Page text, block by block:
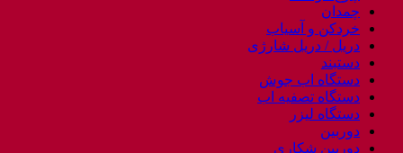
چمدان
خردکن و آسیاب
دریل / دریل شارژی
دستبند
دستگاه اب جوش
دستگاه تصفیه اب
دستگاه لیزر
دوربین
دوربین شکاری